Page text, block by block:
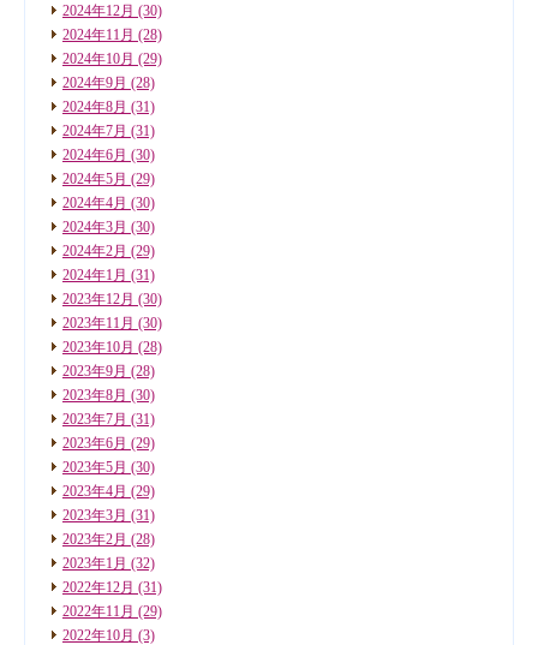
2024年12月 (30)
2024年11月 (28)
2024年10月 (29)
2024年9月 (28)
2024年8月 (31)
2024年7月 (31)
2024年6月 (30)
2024年5月 (29)
2024年4月 (30)
2024年3月 (30)
2024年2月 (29)
2024年1月 (31)
2023年12月 (30)
2023年11月 (30)
2023年10月 (28)
2023年9月 (28)
2023年8月 (30)
2023年7月 (31)
2023年6月 (29)
2023年5月 (30)
2023年4月 (29)
2023年3月 (31)
2023年2月 (28)
2023年1月 (32)
2022年12月 (31)
2022年11月 (29)
2022年10月 (3)